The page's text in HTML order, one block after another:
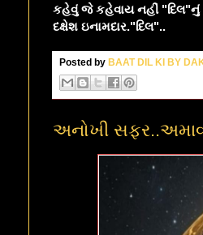
કહેવું જે કહેવાય નહીં
દક્ષેશ ઇનામદાર."દિલ"..
Posted byBAAT DIL KI BY
અનોખી